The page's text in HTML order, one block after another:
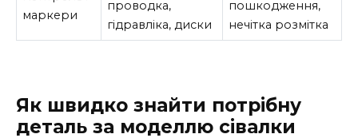
маркери
проводка,
гідравліка, диски
пошкодження,
нечітка розмітка
Як швидко знайти потрібну
деталь за моделлю сівалки